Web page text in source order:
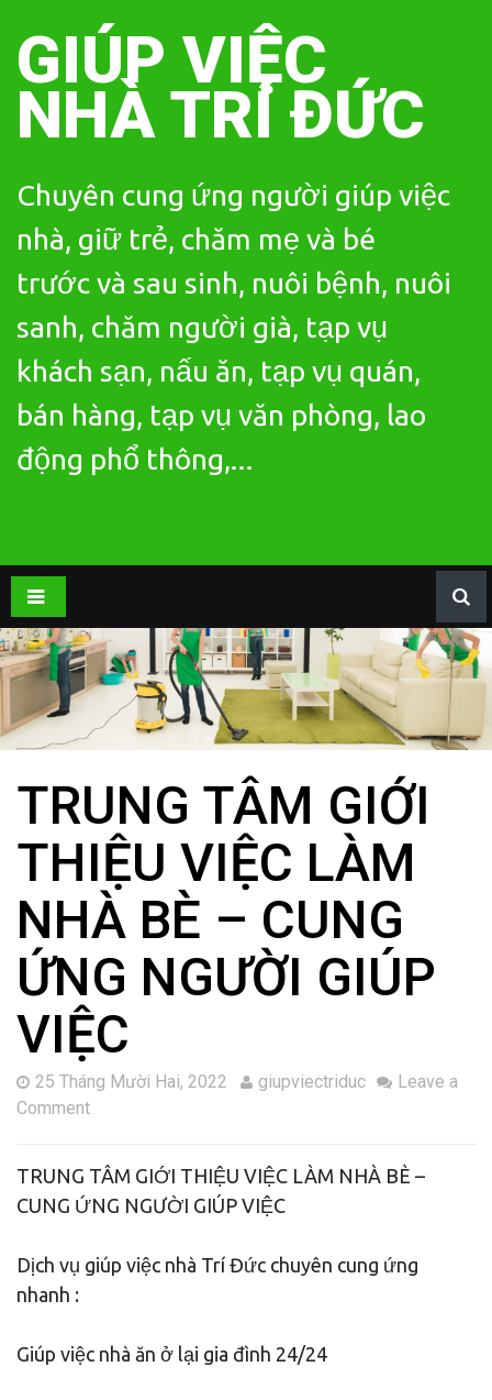
contentGIÚP VIỆC
NHÀ TRÍ ĐỨC
Chuyên cung ứng người giúp việc
nhà, giữ trẻ, chăm mẹ và bé
trước và sau sinh, nuôi bệnh, nuôi
sanh, chăm người già, tạp vụ
khách sạn, nấu ăn, tạp vụ quán,
bán hàng, tạp vụ văn phòng, lao
động phổ thông,...
TRUNG TÂM GIỚI
THIỆU VIỆC LÀM
NHÀ BÈ – CUNG
ỨNG NGƯỜI GIÚP
VIỆC
25 Tháng Mười Hai, 2022 giupviectriduc
Leave a
Comment
TRUNG TÂM GIỚI THIỆU VIỆC LÀM NHÀ BÈ –
CUNG ỨNG NGƯỜI GIÚP VIỆC
Dịch vụ giúp việc nhà Trí Đức chuyên cung ứng
nhanh :
Giúp việc nhà ăn ở lại gia đình 24/24